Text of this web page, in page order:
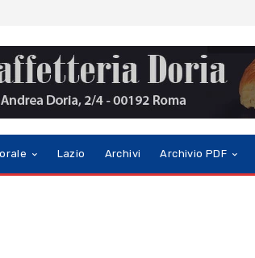
Lazio Archivi Archivio PDF